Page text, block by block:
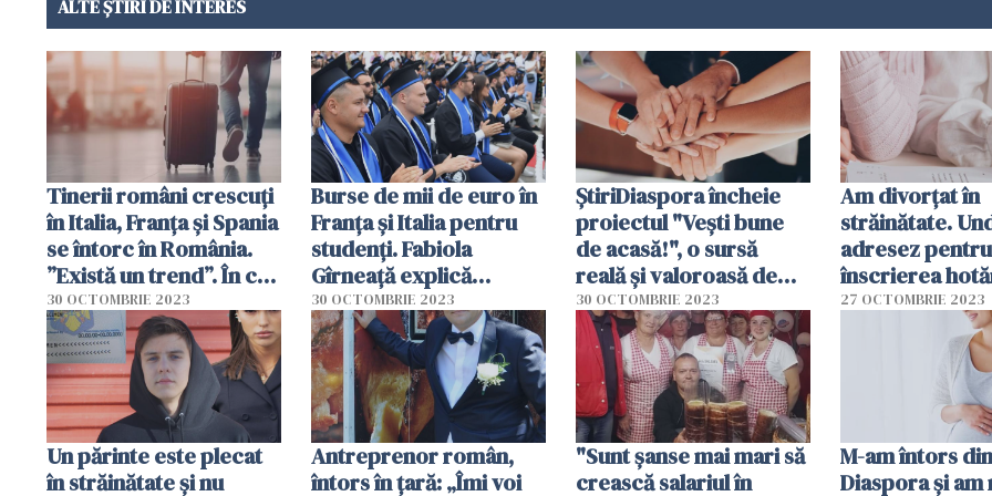
ALTE ȘTIRI DE INTERES
Tinerii români crescuți
în Italia, Franța și Spania
se întorc în România.
”Există un trend”. În ce
domenii revin
30 OCTOMBRIE 2023
Burse de mii de euro în
Franța și Italia pentru
studenți. Fabiola
Gîrneață explică
”marea fugă” a tinerilor
din România
30 OCTOMBRIE 2023
ȘtiriDiaspora încheie
proiectul "Vești bune
de acasă!", o sursă
reală și valoroasă de
informații pentru
românii din străinătate
30 OCTOMBRIE 2023
Am divorțat în
străinătate.
adresez pentru
înscrierea
străine în
stare civilă din
27 OCTOMBRIE 2023
Un părinte este plecat
în străinătate și nu
Antreprenor român,
întors în țară: „Îmi voi
"Sunt șanse mai mari să
crească salariul în
M-am întors din
Diaspora și am